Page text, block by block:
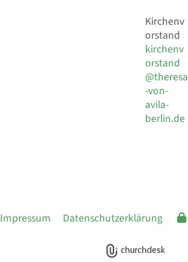
Kirchenv
orstand
kirchenv
orstand
@theresa
-von-
avila-
berlin.de
Impressum Datenschutzerklärung